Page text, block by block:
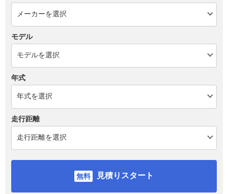
モデル
年式
走行距離
見積りスタート